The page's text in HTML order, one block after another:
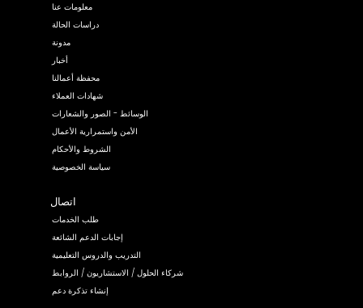
معلومات عنا
دراسات الحالة
مدونة
أخبار
محفظة أعمالنا
شهادات العملاء
الوسائط - الصور والشعارات
الأمن واستمرارية الأعمال
الشروط والأحكام
سياسة الخصوصية
اتصال
طلب الخدمات
إجابات الدعم الشائعة
التدريب والدروس التعليمية
شركاء الحلول / الاستشاريون / الروابط
إنشاء تذكرة دعم